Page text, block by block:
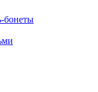
бонеты